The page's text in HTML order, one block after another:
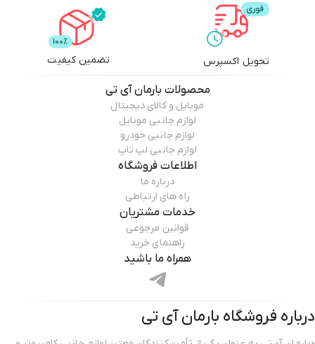
تحویل اکسپرس تضمین کیفیت
محصولات بارمان آی تی
موبایل و کالای دیجیتال
لوازم جانبی موبایل
لوازم جانبی خودرو
لوازم جانبی لپ تاپ
اطلاعات فروشگاه
درباره ما
راه های ارتباطی
خدمات مشتریان
قوانین مرجوعی
راهنمای خرید
همراه ما باشید
درباره فروشگاه بارمان آی تی